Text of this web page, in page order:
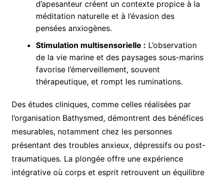
d’apesanteur créent un contexte propice à la
méditation naturelle et à l’évasion des
pensées anxiogènes.
Stimulation multisensorielle : L’observation
de la vie marine et des paysages sous-marins
favorise l’émerveillement, souvent
thérapeutique, et rompt les ruminations.
Des études cliniques, comme celles réalisées par
l’organisation Bathysmed, démontrent des bénéfices
mesurables, notamment chez les personnes
présentant des troubles anxieux, dépressifs ou post-
traumatiques. La plongée offre une expérience
intégrative où corps et esprit retrouvent un équilibre